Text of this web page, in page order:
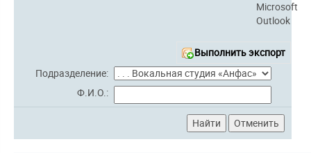
Microsoft
Outlook
Выполнить экспорт
Подразделение:
Ф.И.О.: